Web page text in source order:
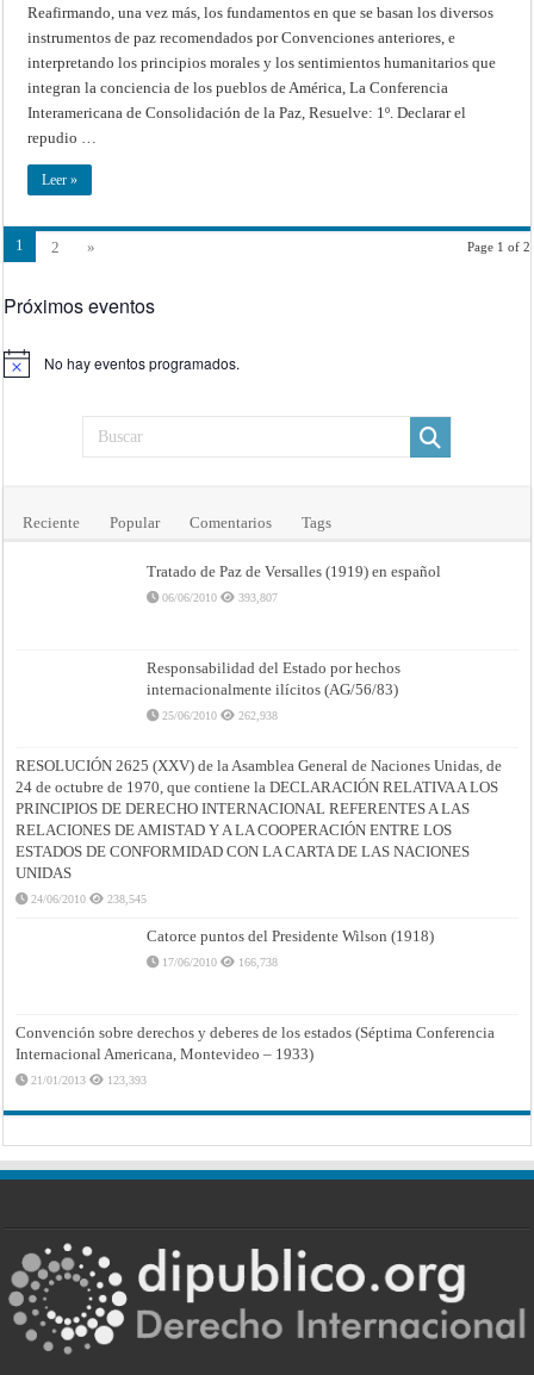
de
la
guerra
(Conferencia
Interamericana
de
Consolidación
de
la
Reafirmando, una vez más, los fundamentos en que se basan los diversos
instrumentos de paz recomendados por Convenciones anteriores, e
interpretando los principios morales y los sentimientos humanitarios que
integran la conciencia de los pueblos de América, La Conferencia
Interamericana de Consolidación de la Paz, Resuelve: 1º. Declarar el
repudio …
Leer »
Page 1 of 2
1 2 »
Próximos eventos
Aviso No hay eventos programados.
Reciente Popular Comentarios Tags
Tratado de Paz de Versalles (1919) en español
06/06/2010 393,807
Responsabilidad del Estado por hechos
internacionalmente ilícitos (AG/56/83)
25/06/2010 262,938
RESOLUCIÓN 2625 (XXV) de la Asamblea General de Naciones Unidas, de
24 de octubre de 1970, que contiene la DECLARACIÓN RELATIVA A LOS
PRINCIPIOS DE DERECHO INTERNACIONAL REFERENTES A LAS
RELACIONES DE AMISTAD Y A LA COOPERACIÓN ENTRE LOS
ESTADOS DE CONFORMIDAD CON LA CARTA DE LAS NACIONES
UNIDAS
24/06/2010 238,545
Catorce puntos del Presidente Wilson (1918)
17/06/2010 166,738
Convención sobre derechos y deberes de los estados (Séptima Conferencia
Internacional Americana, Montevideo – 1933)
21/01/2013 123,393